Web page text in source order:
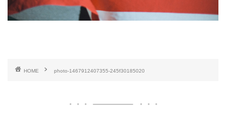
HOME photo-1467912407355-245f30185020